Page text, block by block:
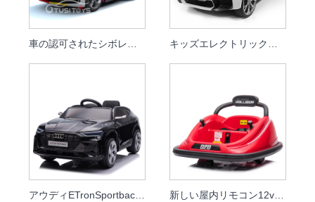
アウディETronSportback子供のためのおもちゃの車の最新の12v電気乗車親リモコンベビーカー